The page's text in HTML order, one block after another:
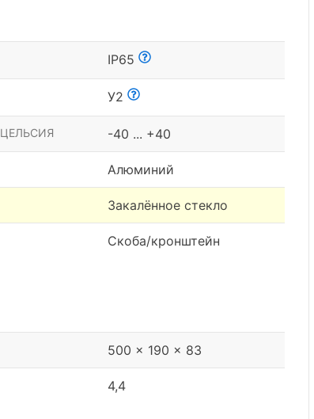
IP65
У2
-40 ... +40
Алюминий
Закалённое стекло
Скоба/кронштейн
500 x 190 x 83
4,4